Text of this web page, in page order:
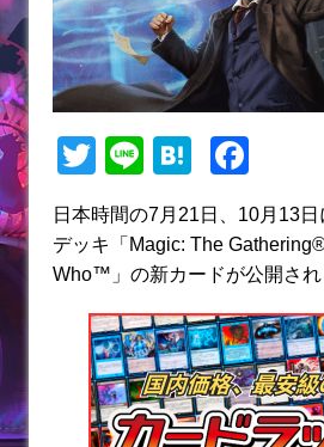
T
w
itt
er
Li
n
e
H
at
e
n
a
a
c
e
b
o
o
k
日本時間の7月21日、10月13
デッキ「Magic: The
Who™」の新カードが公開され